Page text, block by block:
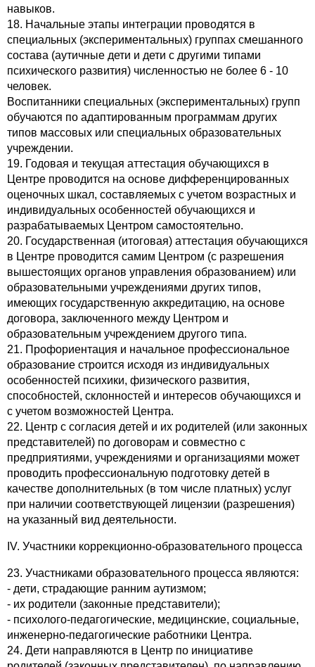
навыков.
18. Начальные этапы интеграции проводятся в
специальных (экспериментальных) группах смешанного
состава (аутичные дети и дети с другими типами
психического развития) численностью не более 6 - 10
человек.
Воспитанники специальных (экспериментальных) групп
обучаются по адаптированным программам других
типов массовых или специальных образовательных
учреждении.
19. Годовая и текущая аттестация обучающихся в
Центре проводится на основе дифференцированных
оценочных шкал, составляемых с учетом возрастных и
индивидуальных особенностей обучающихся и
разрабатываемых Центром самостоятельно.
20. Государственная (итоговая) аттестация обучающихся
в Центре проводится самим Центром (с разрешения
вышестоящих органов управления образованием) или
образовательными учреждениями других типов,
имеющих государственную аккредитацию, на основе
договора, заключенного между Центром и
образовательным учреждением другого типа.
21. Профориентация и начальное профессиональное
образование строится исходя из индивидуальных
особенностей психики, физического развития,
способностей, склонностей и интересов обучающихся и
с учетом возможностей Центра.
22. Центр с согласия детей и их родителей (или законных
представителей) по договорам и совместно с
предприятиями, учреждениями и организациями может
проводить профессиональную подготовку детей в
качестве дополнительных (в том числе платных) услуг
при наличии соответствующей лицензии (разрешения)
на указанный вид деятельности.
IV. Участники коррекционно-образовательного процесса
23. Участниками образовательного процесса являются:
- дети, страдающие ранним аутизмом;
- их родители (законные представители);
- психолого-педагогические, медицинские, социальные,
инженерно-педагогические работники Центра.
24. Дети направляются в Центр по инициативе